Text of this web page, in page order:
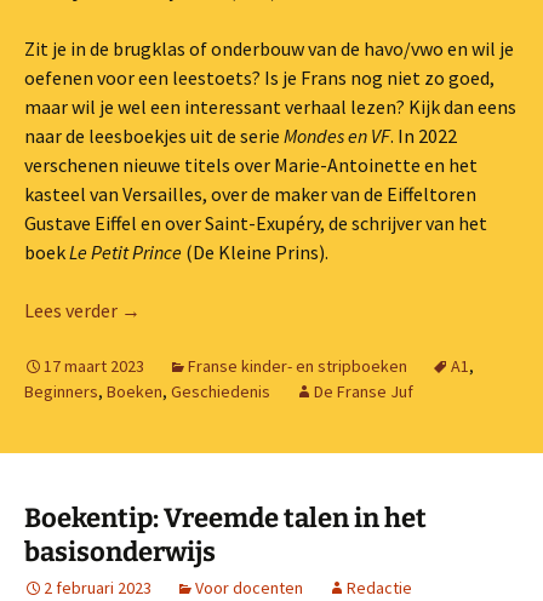
Zit je in de brugklas of onderbouw van de havo/vwo en wil je
oefenen voor een leestoets? Is je Frans nog niet zo goed,
maar wil je wel een interessant verhaal lezen? Kijk dan eens
naar de leesboekjes uit de serie Mondes en VF. In 2022
verschenen nieuwe titels over Marie-Antoinette en het
kasteel van Versailles, over de maker van de Eiffeltoren
Gustave Eiffel en over Saint-Exupéry, de schrijver van het
boekLe Petit Prince (De Kleine Prins).
Lees verder Lezen voor beginners: klein boek, grote held
→
17 maart 2023 Franse kinder- en stripboeken A1,
Beginners, Boeken, Geschiedenis De Franse Juf
Boekentip: Vreemde talen in het
basisonderwijs
2 februari 2023 Voor docenten Redactie